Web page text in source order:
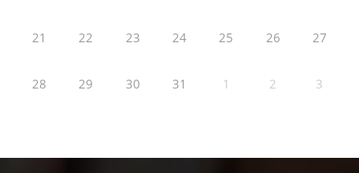
21 22 23 24 25 26 27
28 29 30 31 1 2 3